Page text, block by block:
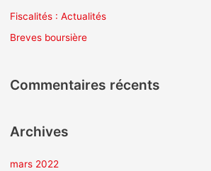
e
Fiscalités : Actualités
Breves boursière
Commentaires récents
Archives
mars 2022